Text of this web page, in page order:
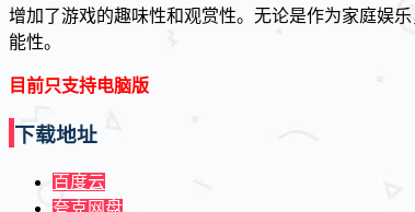
增加了游戏的趣味性和观赏性。无论是作为家庭娱
能性。
目前只支持电脑版
下载地址
百度云